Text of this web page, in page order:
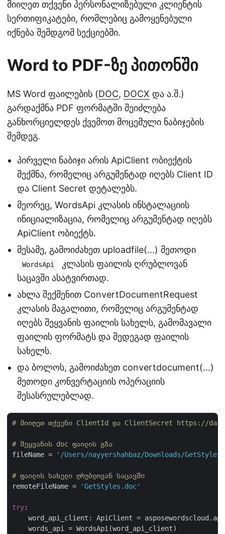
მიიღეთ თქვენი პერსონალიზებული კლიენტის
სერთიფიკატები, რომლებიც გამოყენებული
იქნება შემდგომ სექციებში.
Word to PDF-ზე პითონში
MS Word ფაილების (DOC, DOCX და ა.შ.)
გარდაქმნა PDF ფორმატში შეიძლება
განხორციელდეს ქვემოთ მოცემული ნაბიჯების
შემდეგ.
პირველი ნაბიჯი არის ApiClient ობიექტის
შექმნა, რომელიც არგუმენტად იღებს Client ID
და Client Secret დეტალებს.
მეორეც, WordsApi კლასის ინსტალაციის
ინიციალიზაცია, რომელიც არგუმენტად იღებს
ApiClient ობიექტს.
მესამე, გამოიძახეთ uploadfile(…) მეთოდი
WordsApi
კლასის ფაილის ღრუბლოვან
საცავში ასატვირთად.
ახლა შექმენით ConvertDocumentRequest
კლასის მაგალითი, რომელიც არგუმენტად
იღებს შეყვანის ფაილის სახელს, გამომავალი
ფაილის ფორმატს და შედეგად ფაილის
სახელს.
და ბოლოს, გამოიძახეთ convertdocument(…)
მეთოდი კონვერტაციის ოპერაციის
შესასრულებლად.
# მიიღეთ თქვენი ClientId და ClientSecret https://
# შეყვანის doc ფაილის გზა
fileName =
'/Users/nayyershahbaz/Downloads/
# ფაილის სახელი ღრუბლოვან საცავში
remoteFileName =
'GetStyles.doc'
try:
word_api_client: ApiClient =
    words_api = WordsApi(word_api_client)